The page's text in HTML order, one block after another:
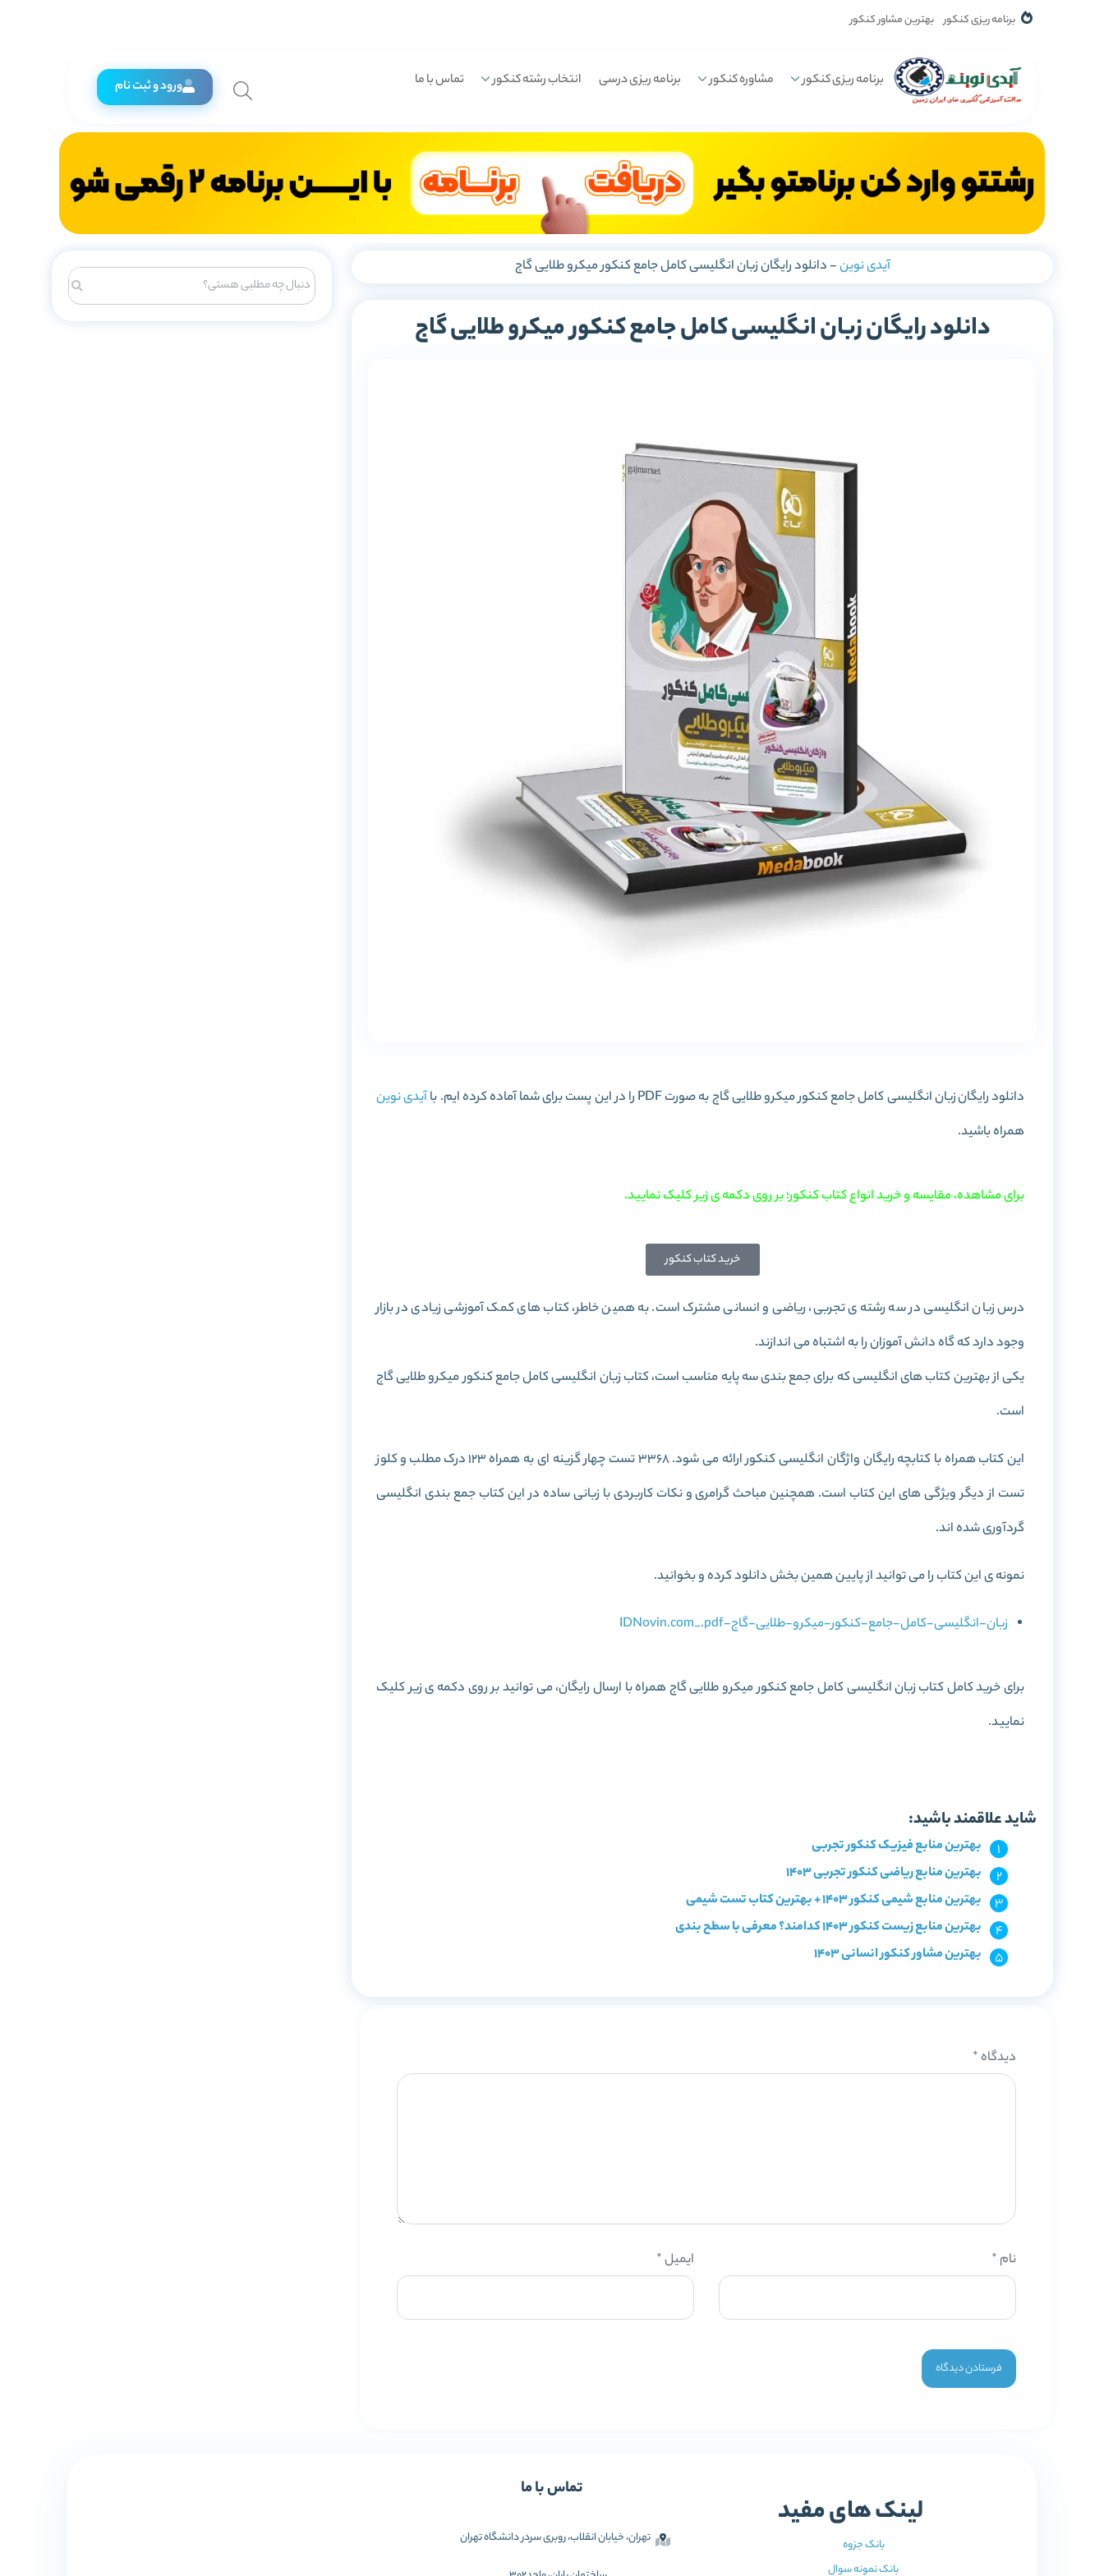
برنامه ریزی کنکور بهترین مشاور کنکور
برنامه ریزی کنکور مشاوره کنکور برنامه ریزی درسی انتخاب رشته کنکور تماس با ما ورود و ثبت نام
آیدی نوین-دانلود رایگان زبان انگلیسی کامل جامع کنکور میکرو طلایی گاج
دانلود رایگان زبان انگلیسی کامل جامع کنکور میکرو طلایی گاج
دانلود رایگانزبان انگلیسی کامل جامع کنکور میکرو طلایی گاجبه صورت PDF را در این پست برای شما آماده کرده ایم. با
آیدی نوین
همراه باشید.
برای مشاهده، مقایسه و خرید انواع کتاب کنکور؛ بر روی دکمه ی زیر کلیک نمایید.
خرید کتاب کنکور
درس زبان انگلیسی در سه رشته ی تجربی، ریاضی و انسانی مشترک است. به همین خاطر، کتاب های کمک آموزشی زیادی در بازار
وجود دارد که گاه دانش آموزان را به اشتباه می اندازند.
یکی از بهترین کتاب های انگلیسی که برای جمع بندی سه پایه مناسب است، کتاب زبان انگلیسی کامل جامع کنکور میکرو طلایی گاج
است.
این کتاب همراه با کتابچه رایگان واژگان انگلیسی کنکور ارائه می شود. 3368 تست چهار گزینه ای به همراه 123 درک مطلب و کلوز
تست از دیگر ویژگی های این کتاب است. همچنین مباحث گرامری و نکات کاربردی با زبانی ساده در این کتاب جمع بندی انگلیسی
گردآوری شده اند.
نمونه ی این کتاب را می توانید از پایین همین بخش دانلود کرده و بخوانید.
زبان-انگلیسی-کامل-جامع-کنکور-میکرو-طلایی-گاج-IDNovin.com_.pdf
برای خرید کامل کتاب زبان انگلیسی کامل جامع کنکور میکرو طلایی گاجهمراه با ارسال رایگان، می توانید بر روی دکمه ی زیر کلیک
نمایید.
شاید علاقمند باشید:
بهترین منابع فیزیک کنکور تجربی
بهترین منابع ریاضی کنکور تجربی 1403
بهترین منابع شیمی کنکور 1403 + بهترین کتاب تست شیمی
بهترین منابع زیست کنکور 1403 کدامند؟ معرفی با سطح بندی
بهترین مشاور کنکور انسانی 1403
دیدگاه *
نام * ایمیل*
لینک های مفید
بانک جزوه
بانک نمونه سوال
تماس با ما
تهران، خیابان انقلاب، روبری سردر دانشگاه تهران